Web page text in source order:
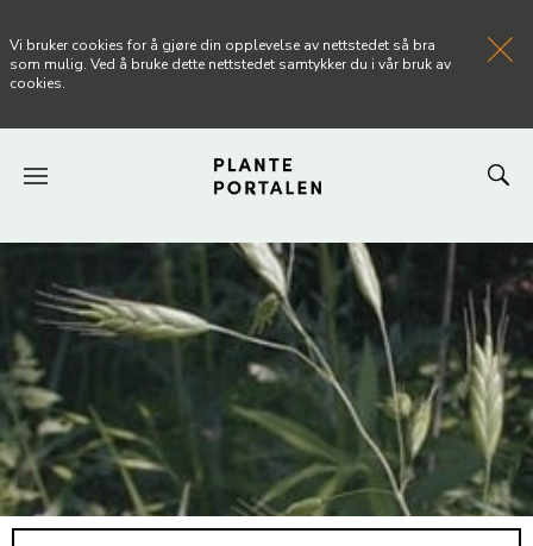
FORSIDEN
NYHETER
ARTIKLER
OM PLANTEPORTALEN
KONTAKT
Vi bruker cookies for å gjøre din opplevelse av nettstedet så bra
som mulig. Ved å bruke dette nettstedet samtykker du i vår bruk av
cookies.